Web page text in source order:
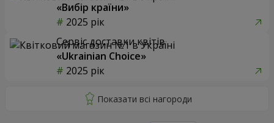
«Вибір країни»
2025 рік
Сервіс доставки квітів
«Ukrainian Choice»
2025 рік